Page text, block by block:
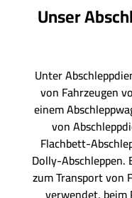
Unser
Unter
von Fahrzeugen
einem
von
Flachbett-
Dolly-Abschleppen.
zum Transport von